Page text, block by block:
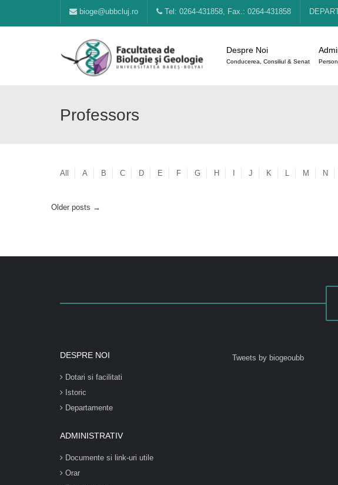
bioge@ubbcluj.ro Tel: 0264-431858, Fax.: 0264-431858
Despre Noi
Conducerea, Consiliul & Senat
Professors
All A B C D E F G H J K L M N
Older posts →
DESPRE NOI
Dotari si facilitati
Istoric
Departamente
ADMINISTRATIV
Documente si link-uri utile
Orar
Tweets by biogeoubb